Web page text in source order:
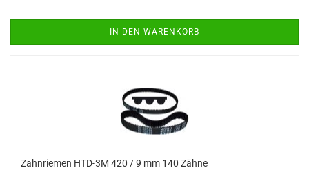
IN DEN WARENKORB
Zahnriemen HTD-3M 420 / 9 mm 140 Zähne